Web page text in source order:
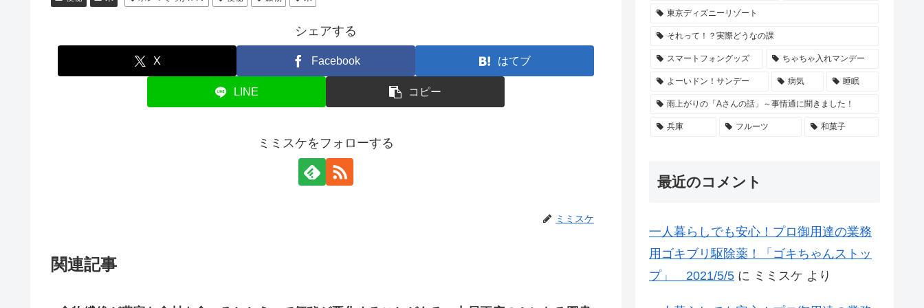
シェアする
X Facebook はてブ
LINE コピー
ミミスケをフォローする
ミミスケ
関連記事
東京ディズニーリゾート
それって！？実際どうなの課
スマートフォングッズ ちゃちゃ入れマンデー
よーいドン！サンデー 病気 睡眠
雨上がりの「Aさんの話」～事情通に聞きました！
兵庫 フルーツ 和菓子
最近のコメント
一人暮らしでも安心！プロ御用達の業務
用ゴキブリ駆除薬！「ゴキちゃんストッ
プ」 2021/5/5 に ミミスケ より